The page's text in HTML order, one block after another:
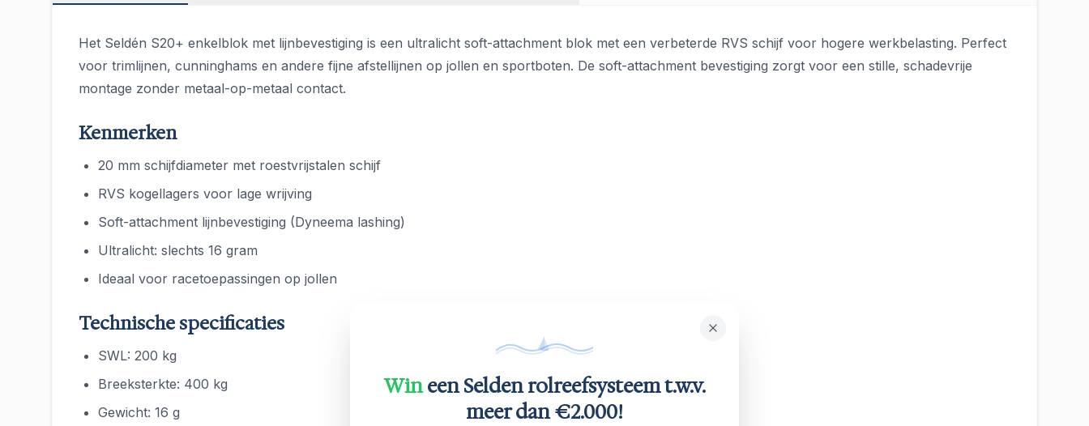
Het Seldén S20+ enkelblok met lijnbevestiging is een ultralicht soft-attachment blok met een verbeterde RVS schijf voor hogere werkbelasting. Perfect
voor trimlijnen, cunninghams en andere fijne afstellijnen op jollen en sportboten. De soft-attachment bevestiging zorgt voor een stille, schadevrije
montage zonder metaal-op-metaal contact.
Kenmerken
20 mm schijfdiameter met roestvrijstalen schijf
RVS kogellagers voor lage wrijving
Soft-attachment lijnbevestiging (Dyneema lashing)
Ultralicht: slechts 16 gram
Ideaal voor racetoepassingen op jollen
Technische specificaties
SWL: 200 kg
Breeksterkte: 400 kg
Gewicht: 16 g
Wineen Selden rolreefsysteem t.w.v.
meer dan €2.000!